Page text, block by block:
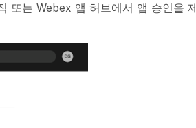
또는 Webex 앱 허브에서 앱 승인을